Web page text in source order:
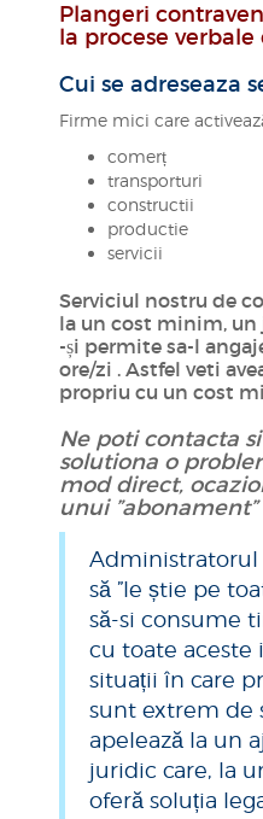
Plangeri
la procese
Cui se adreseaza
Firme mici care
comerț
transporturi
constructii
productie
servicii
Serviciul nostru de
la un cost minim, un
-și permite sa-l
ore/zi . Astfel veti
propriu cu un cost
Ne poti contacta
solutiona o
mod direct,
unui
să ”le știe pe
să-si consume
cu toate aceste
situații în care
sunt extrem de
apelează la un
juridic care, la
oferă soluția